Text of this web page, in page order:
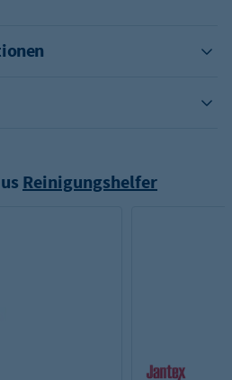
Reinigungshelfer